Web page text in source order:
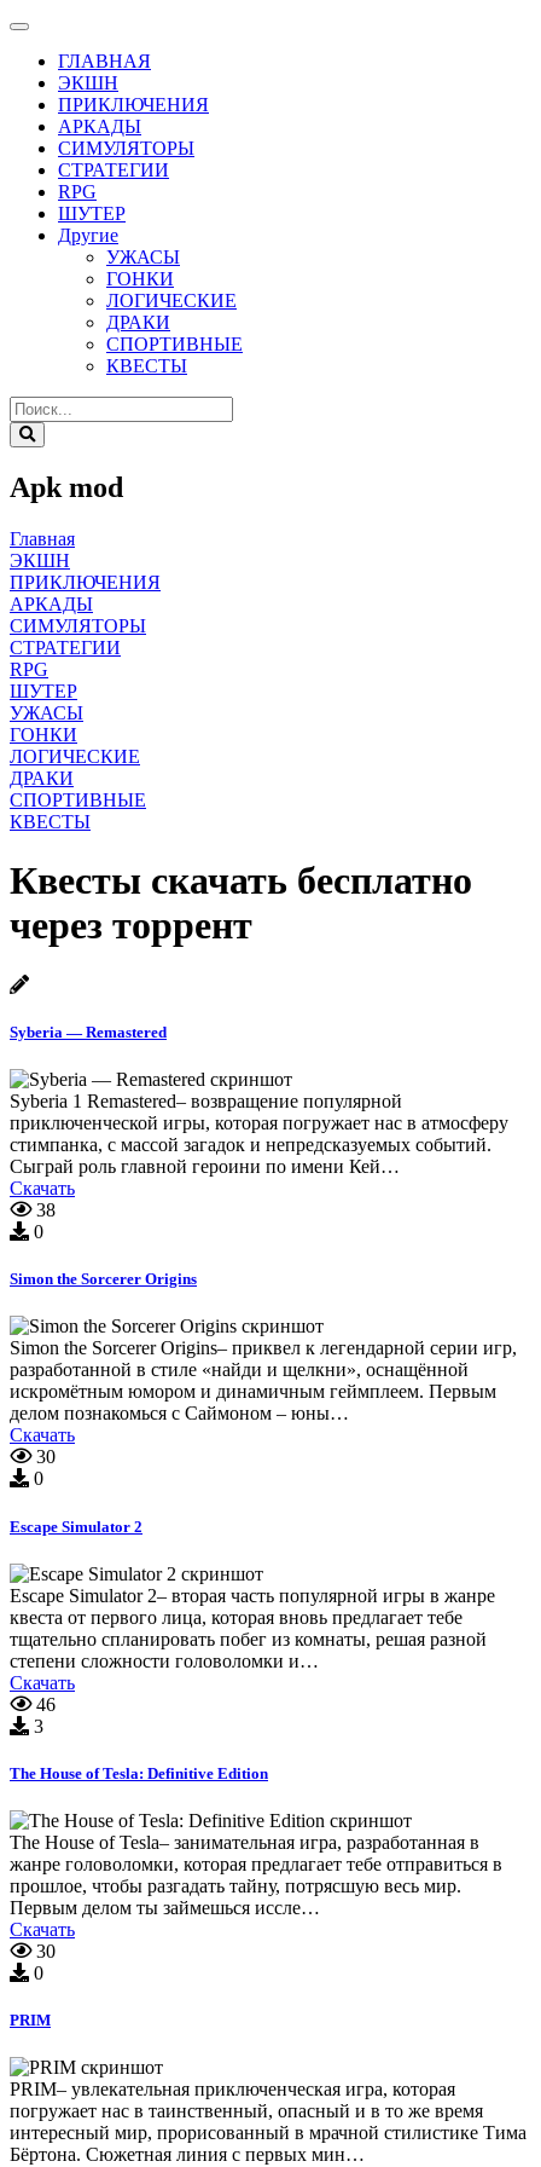
ГЛАВНАЯ
ЭКШН
ПРИКЛЮЧЕНИЯ
АРКАДЫ
СИМУЛЯТОРЫ
СТРАТЕГИИ
RPG
ШУТЕР
Другие
УЖАСЫ
ГОНКИ
ЛОГИЧЕСКИЕ
ДРАКИ
СПОРТИВНЫЕ
КВЕСТЫ
Apk mod
Главная
ЭКШН
ПРИКЛЮЧЕНИЯ
АРКАДЫ
СИМУЛЯТОРЫ
СТРАТЕГИИ
RPG
ШУТЕР
УЖАСЫ
ГОНКИ
ЛОГИЧЕСКИЕ
ДРАКИ
СПОРТИВНЫЕ
КВЕСТЫ
Квесты скачать бесплатно
через торрент
Syberia — Remastered
Syberia 1 Remastered– возвращение популярной
приключенческой игры, которая погружает нас в атмосферу
стимпанка, с массой загадок и непредсказуемых событий.
Сыграй роль главной героини по имени Кей…
Скачать
38
0
Simon the Sorcerer Origins
Simon the Sorcerer Origins– приквел к легендарной серии игр,
разработанной в стиле «найди и щелкни», оснащённой
искромётным юмором и динамичным геймплеем. Первым
делом познакомься с Саймоном – юны…
Скачать
30
0
Escape Simulator 2
Escape Simulator 2– вторая часть популярной игры в жанре
квеста от первого лица, которая вновь предлагает тебе
тщательно спланировать побег из комнаты, решая разной
степени сложности головоломки и…
Скачать
46
3
The House of Tesla: Definitive Edition
The House of Tesla– занимательная игра, разработанная в
жанре головоломки, которая предлагает тебе отправиться в
прошлое, чтобы разгадать тайну, потрясшую весь мир.
Первым делом ты займешься иссле…
Скачать
30
0
PRIM
PRIM– увлекательная приключенческая игра, которая
погружает нас в таинственный, опасный и в то же время
интересный мир, прорисованный в мрачной стилистике Тима
Бёртона. Сюжетная линия с первых мин…